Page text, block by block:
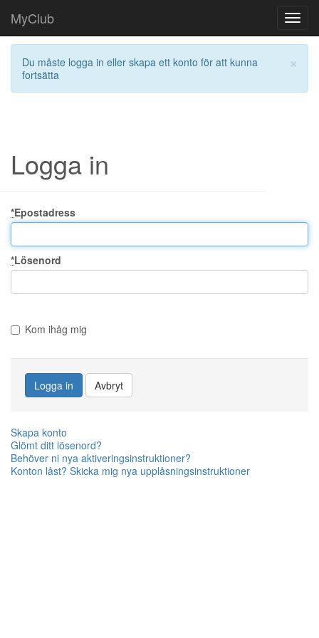
MyClub
×
Du måste logga in eller skapa ett konto för att kunna
fortsätta
Logga in
*Epostadress
*Lösenord
Kom ihåg mig
Logga in Avbryt
Skapa konto
Glömt ditt lösenord?
Behöver ni nya aktiveringsinstruktioner?
Konton låst? Skicka mig nya upplåsningsinstruktioner